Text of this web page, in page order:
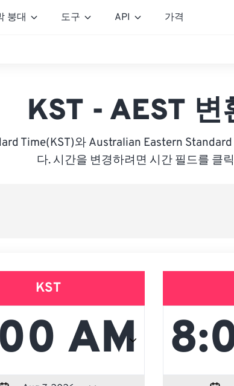
붕대 도구 API 가격
KST - AEST 변
Time(KST)와 Australian Eastern Standard
다. 시간을 변경하려면 시간 필드를 클
KST